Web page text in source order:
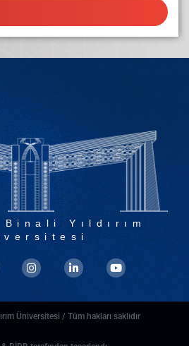
Yıldırım
Üniversitesi / Tüm hakları saklıdır